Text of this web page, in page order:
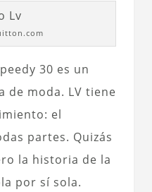
30 es un
de moda. LV tiene
el
partes. Quizás
la historia de la
por sí sola.